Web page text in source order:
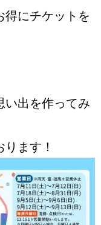
得にチケットを
い出を作ってみ
ます！